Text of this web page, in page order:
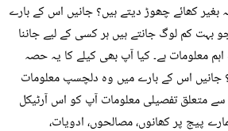
کھائے چھوڑ دیتے ہیں؟ جانیں اس کے بارے
کم لوگ جانتے ہیں ہر کسی کے لیے جاننا
معلومات ہے۔ کیا آپ بھی کیلے کا یہ حصہ
جانیں اس کے بارے میں وہ دلچسپ معلومات
متعلق تفصیلی معلومات آپ کو اس آرٹیکل
پیج پر کھانوں، مصالحوں، ادویات،